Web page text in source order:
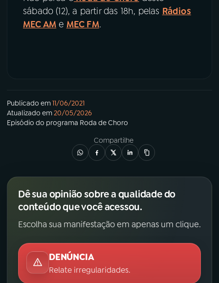
sábado (12), a partir das 18h, pelas Rádios
MEC AM e MEC FM.
Publicado em11/06/2021
Atualizado em20/05/2026
Episódio do programa Roda de Choro
Compartilhe
Dê sua opinião sobre a qualidade do
conteúdo que você acessou.
Escolha sua manifestação em apenas um clique.
DENÚNCIA
Relate irregularidades.